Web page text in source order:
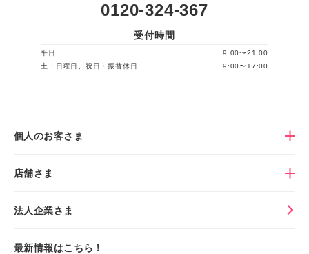
0120-324-367
受付時間
平日
9:00〜21:00
土・日曜日、祝日・振替休日
9:00〜17:00
個人のお客さま
店舗さま
法人企業さま
最新情報はこちら！